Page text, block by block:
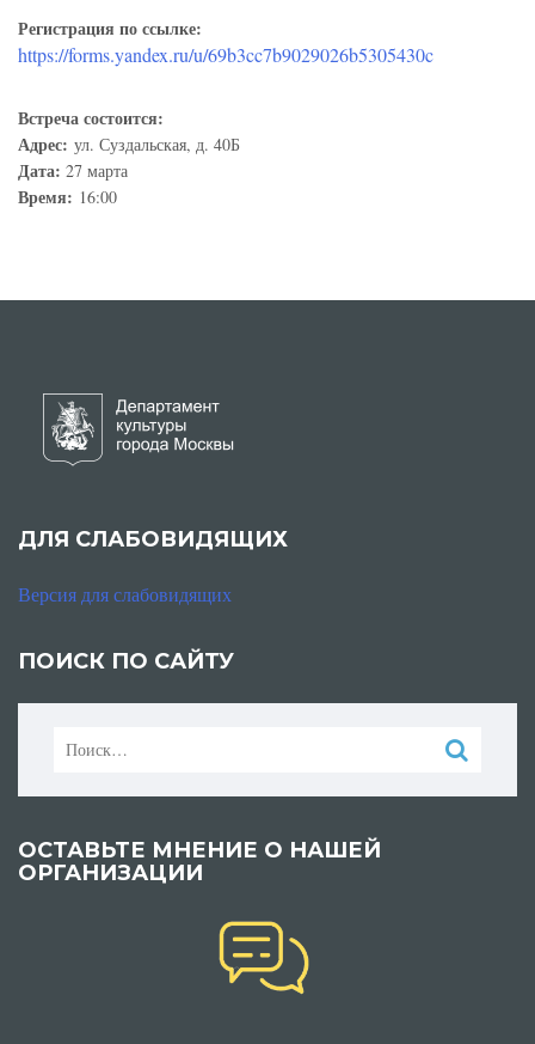
Регистрация по ссылке:
https://forms.yandex.ru/u/69b3cc7b9029026b5305430c
Встреча состоится:
Адрес: ул. Суздальская, д. 40Б
Дата: 27 марта
Время: 16:00
ДЛЯ СЛАБОВИДЯЩИХ
Версия для слабовидящих
ПОИСК ПО САЙТУ
Найти:
ОСТАВЬТЕ МНЕНИЕ О НАШЕЙ
ОРГАНИЗАЦИИ